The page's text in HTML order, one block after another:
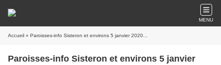
MENU
Accueil » Paroisses-info Sisteron et environs 5 janvier 2020...
Paroisses-info Sisteron et environs 5 janvier